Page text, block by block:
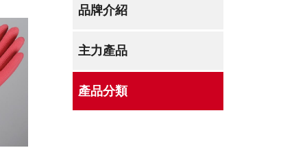
品牌介紹
主力產品
產品分類